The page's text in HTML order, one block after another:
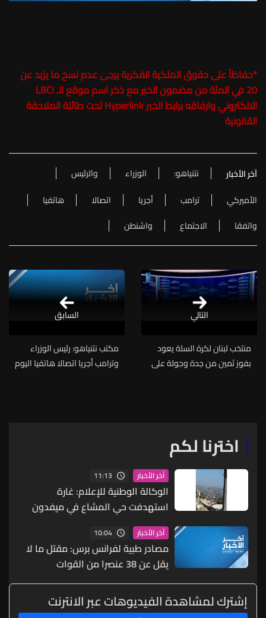
*حفاظاً على حقوق الملكية الفكرية يرجى عدم نسخ ما يزيد عن
20 في المئة من مضمون الخبر مع ذكر اسم موقع الـ LBCI
الالكتروني وارفاقه برابط الخبر Hyperlink تحت طائلة الملاحقة
القانونية
آخر الأخبار نتنياهو: الوزراء
والرئيس
الأميركي
ترامب أجريا اتصالا
هاتفيا
واتفقا
الاجتماع واشنطن
التالي
منتخب لبنان لكرة السلة يعود
بفوز ثمين من جدة وجولة على
مكتب نتنياهو: رئيس الوزراء
وترامب أجريا اتصالا هاتفيا اليوم
السابق
اخترنا لكم
آخر الأخبار 11:13
الوكالة الوطنية للإعلام: غارة
استهدفت حي المشاع في ميفدون
ولا اصابات
آخر الأخبار 10:04
مصادر طبية لفرانس برس: مقتل ما لا
يقل عن 38 عنصرا من القوات
الحكومية اليمنية بهجمات صاروخية
شنها الحوثيون
إشترك لمشاهدة الفيديوهات عبر الانترنت